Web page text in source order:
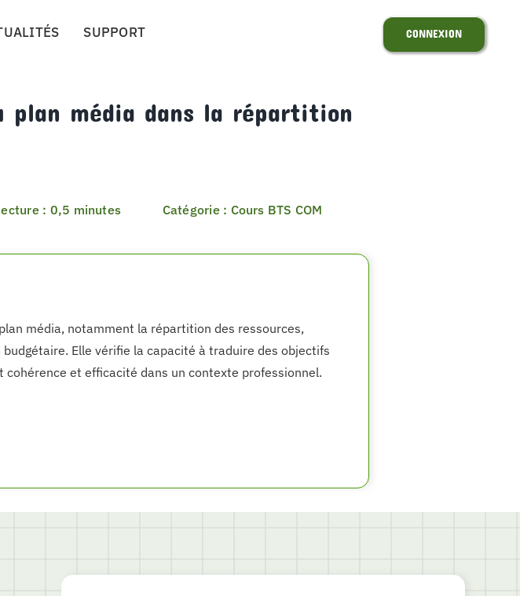
SUPPORT CONNEXION
plan média dans la répartition
: 0,5 minutes Catégorie : Cours BTS COM
média, notamment la répartition des ressources,
Elle vérifie la capacité à traduire des objectifs
et efficacité dans un contexte professionnel.